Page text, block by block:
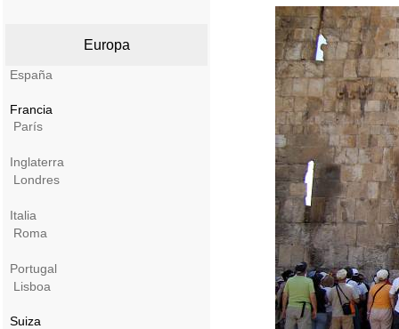
Europa
España
Francia
París
Inglaterra
Londres
Italia
Roma
Portugal
Lisboa
Suiza